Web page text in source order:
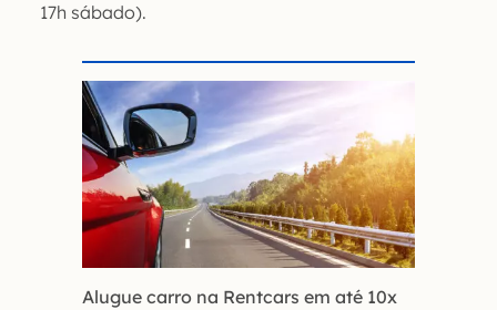
17h sábado).
Alugue carro na Rentcars em até 10x